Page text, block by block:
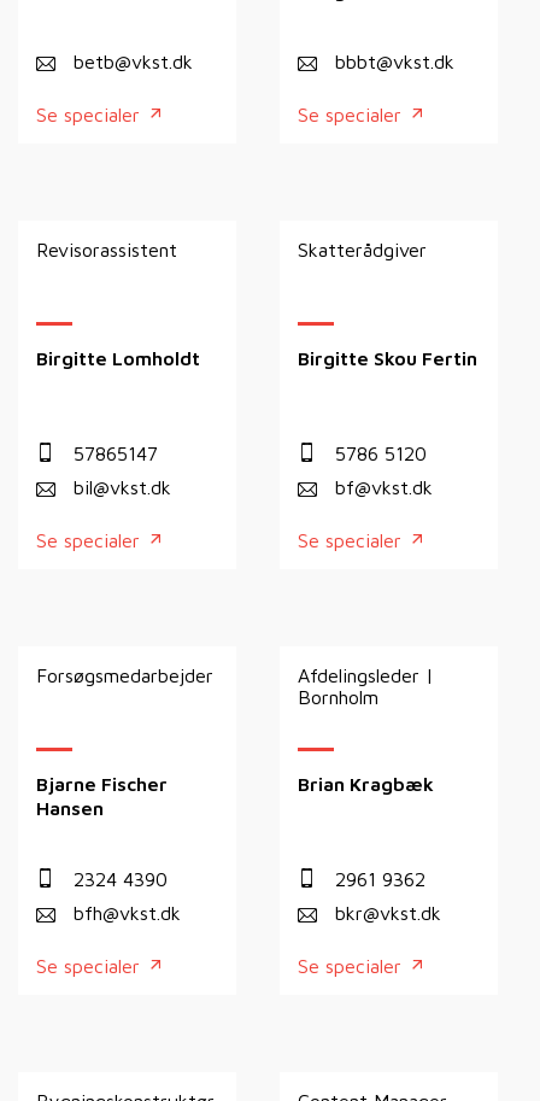
betb@vkst.dk
Se specialer
bbbt@vkst.dk
Se specialer
Revisorassistent
Birgitte Lomholdt
57865147
bil@vkst.dk
Se specialer
Skatterådgiver
Birgitte Skou Fertin
5786 5120
bf@vkst.dk
Se specialer
Forsøgsmedarbejder
Bjarne Fischer
Hansen
2324 4390
bfh@vkst.dk
Se specialer
Afdelingsleder |
Bornholm
Brian Kragbæk
2961 9362
bkr@vkst.dk
Se specialer